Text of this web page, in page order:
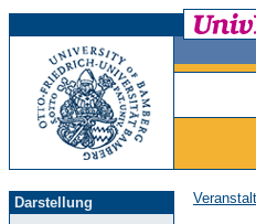
Darstellung